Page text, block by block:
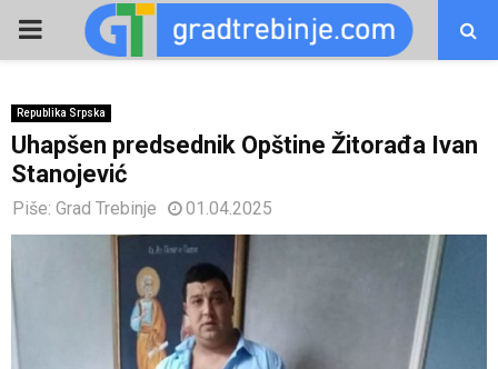
PRIMARY
Republika Srpska
Uhapšen predsednik Opštine Žitorađa Ivan
Stanojević
Piše: Grad Trebinje 01.04.2025